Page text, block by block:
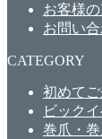
お客様
お問い
CATEGORY
初めて
ビック
巻爪・